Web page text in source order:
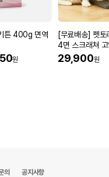
튼 400g 면역
원
[무료배송] 펫토
4면 스크래쳐
헤링본
29,900원
의 공지사항